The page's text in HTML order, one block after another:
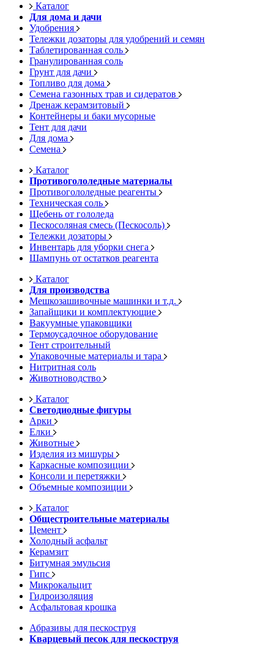
Каталог
Для дома и дачи
Удобрения
Тележки дозаторы для удобрений и семян
Таблетированная соль
Гранулированная соль
Грунт для дачи
Топливо для дома
Семена газонных трав и сидератов
Дренаж керамзитовый
Контейнеры и баки мусорные
Тент для дачи
Для дома
Семена
Каталог
Противогололедные материалы
Противогололедные реагенты
Техническая соль
Щебень от гололеда
Пескосоляная смесь (Пескосоль)
Тележки дозаторы
Инвентарь для уборки снега
Шампунь от остатков реагента
Каталог
Для производства
Мешкозашивочные машинки и т.д.
Запайщики и комплектующие
Вакуумные упаковщики
Термоусадочное оборудование
Тент строительный
Упаковочные материалы и тара
Нитритная соль
Животноводство
Каталог
Светодиодные фигуры
Арки
Елки
Животные
Изделия из мишуры
Каркасные композиции
Консоли и перетяжки
Объемные композиции
Каталог
Общестроительные материалы
Цемент
Холодный асфальт
Керамзит
Битумная эмульсия
Гипс
Микрокальцит
Гидроизоляция
Асфальтовая крошка
Абразивы для пескоструя
Кварцевый песок для пескоструя